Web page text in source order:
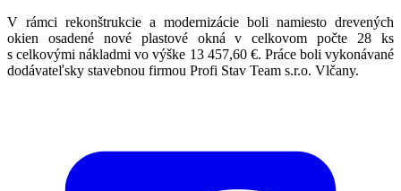
V rámci rekonštrukcie a modernizácie boli namiesto drevených
okien osadené nové plastové okná v celkovom počte 28 ks
s celkovými nákladmi vo výške 13 457,60 €. Práce boli vykonávané
dodávateľsky stavebnou firmou Profi Stav Team s.r.o. Vlčany.